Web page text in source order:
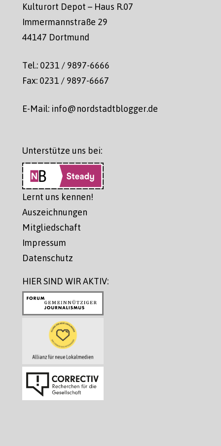
Kulturort Depot – Haus R.07
Immermannstraße 29
44147 Dortmund
Tel.: 0231 / 9897-6666
Fax: 0231 / 9897-6667
E-Mail: info@nordstadtblogger.de
Unterstütze uns bei:
Lernt uns kennen!
Auszeichnungen
Mitgliedschaft
Impressum
Datenschutz
HIER SIND WIR AKTIV: